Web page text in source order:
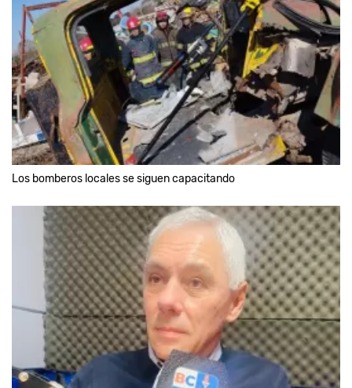
Los bomberos locales se siguen capacitando